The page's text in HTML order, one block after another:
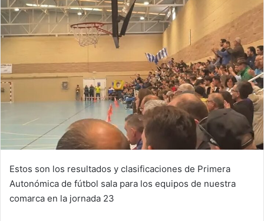
Estos son los resultados y clasificaciones de Primera
Autonómica de fútbol sala para los equipos de nuestra
comarca en la jornada 23